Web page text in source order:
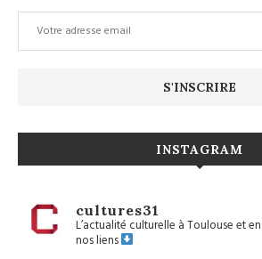
INSTAGRAM
cultures31
L’actualité culturelle à Toulouse et
nos liens